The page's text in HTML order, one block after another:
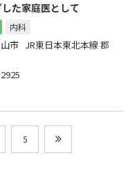
た家庭医として
内科
市 JR東日本東北本線 郡
5